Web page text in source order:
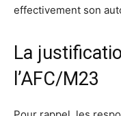
effectivement son
La
l’AFC/M23